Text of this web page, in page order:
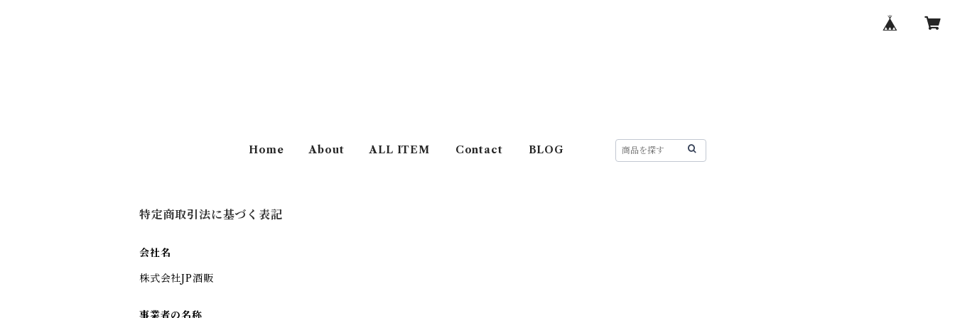
Home About ALL ITEM Contact BLOG
特定商取引法に基づく表記
会社名
株式会社JP酒販
事業者の名称